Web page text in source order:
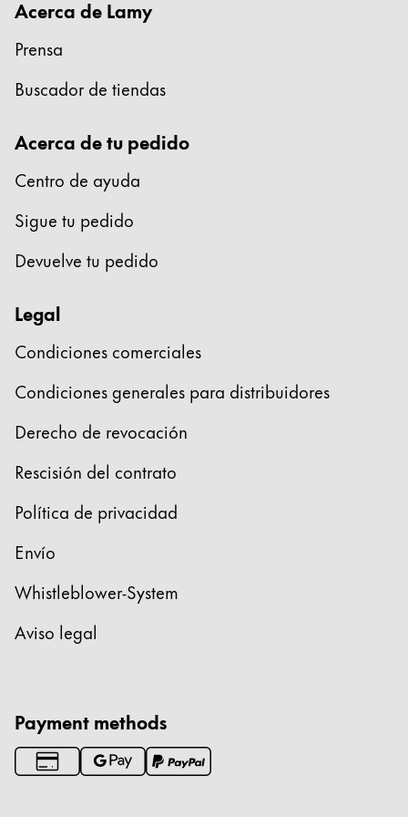
English
China
한국어
New Zealand
Philippines
English
Singapore
English
Taiwan
中文
Thailand
Vietnam
Tiếng Việt
Cambodia
English
Esta región contiene una lista de países con los
Acerca de Lamy
Prensa
Buscador de tiendas
Acerca de tu pedido
Centro de ayuda
Sigue tu pedido
Devuelve tu pedido
Legal
Condiciones comerciales
Condiciones generales para distribuidores
Derecho de revocación
Rescisión del contrato
Política de privacidad
Envío
Whistleblower-System
Aviso legal
Payment methods